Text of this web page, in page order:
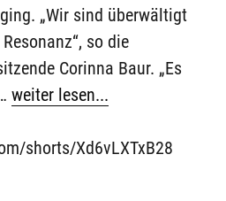
„Wir sind überwältigt
so die
Corinna Baur. „Es
weiter lesen...
shorts/Xd6vLXTxB28